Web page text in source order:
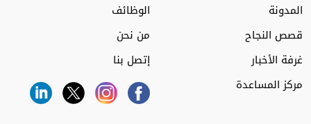
المدونة
قصص النجاح
غرفة الأخبار
مركز المساعدة
الوظائف
من نحن
إتصل بنا